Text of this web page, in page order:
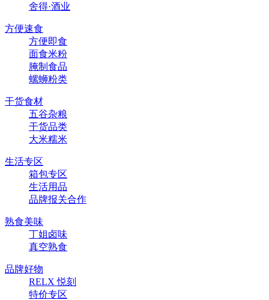
舍得·酒业
方便速食
方便即食
面食米粉
腌制食品
螺蛳粉类
干货食材
五谷杂粮
干货品类
大米糯米
生活专区
箱包专区
生活用品
品牌报关合作
熟食美味
丁姐卤味
真空熟食
品牌好物
RELX 悦刻
特价专区